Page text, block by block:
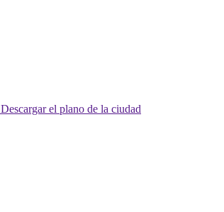
Descargar el plano de la ciudad